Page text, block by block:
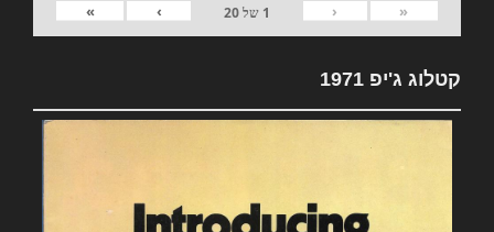
«
‹
1 של20
›
»
קטלוג ג'יפ 1971